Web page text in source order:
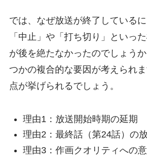
では、なぜ放送が終了しているに
「中止」や「打ち切り」といっ
が後を絶たなかったのでしょう
つかの複合的な要因が考えられ
点が挙げられるでしょう。
理由1：放送開始時期の延期
理由2：最終話（第24話）の
理由3：作画クオリティへの